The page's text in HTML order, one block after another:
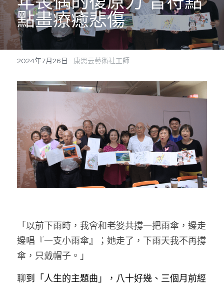
【機構據點】延緩模組與藝術輔療課程
【個人】藝術輔療團體課
【個人】到府藝術輔療
【政府企業】手作舒壓課程
【政府企業】工作坊
藝術輔療師介紹
【線上】熟齡活動帶領師資培訓
【實體/線上】藝術輔療課程、生命故事書
年度開課一覽表
參與志工服務
新活部落格
ESG/CSR 企業服務
english
會員登入
色彩動物祝福卡
數位祝福轉盤
搜索
點畫療癒悲傷
2024年7月26日 · 康思云藝術社工師
「以前下雨時，我會和老婆共撐一把雨傘，邊走
邊唱『一支小雨傘』；她走了，下雨天我不再撐
傘，只戴帽子。」
聊到「人生的主題曲」，八十好幾、三個月前經